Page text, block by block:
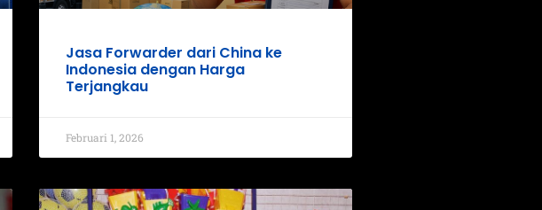
Jasa Forwarder dari China ke
Indonesia dengan Harga
Terjangkau
Februari 1, 2026